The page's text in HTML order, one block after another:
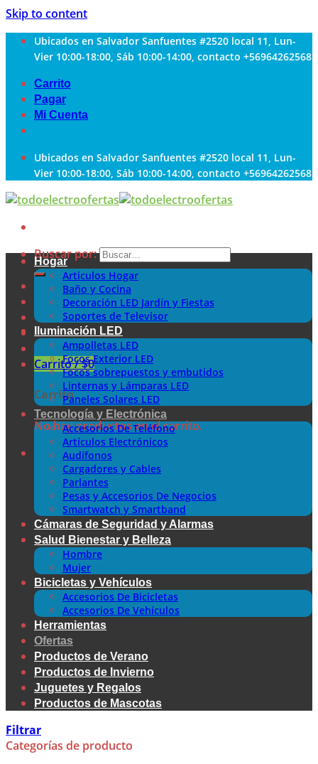
Skip to content
Ubicados en Salvador Sanfuentes #2520 local 11, Lun-
Vier 10:00-18:00, Sáb 10:00-14:00, contacto +56964262568
Carrito
Pagar
Mi Cuenta
Ubicados en Salvador Sanfuentes #2520 local 11, Lun-
Vier 10:00-18:00, Sáb 10:00-14:00, contacto +56964262568
Buscar por:
Carrito /$0
Carrito
No hay productos en el carrito.
Hogar
Articulos Hogar
Baño y Cocina
Decoración LED Jardín y Fiestas
Soportes de Televisor
Iluminación LED
Ampolletas LED
Focos Exterior LED
Focos sobrepuestos y embutidos
Linternas y Lámparas LED
Paneles Solares LED
Tecnología y Electrónica
Accesorios De Teléfono
Artículos Electrónicos
Audífonos
Cargadores y Cables
Parlantes
Pesas y Accesorios De Negocios
Smartwatch y Smartband
Cámaras de Seguridad y Alarmas
Salud Bienestar y Belleza
Hombre
Mujer
Bicicletas y Vehículos
Accesorios De Bicicletas
Accesorios De Vehículos
Herramientas
Ofertas
Productos de Verano
Productos de Invierno
Juguetes y Regalos
Productos de Mascotas
Filtrar
Categorías de producto